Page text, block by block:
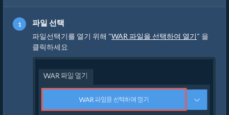
파일 선택
파일선택기를 열기 위해 "WAR 파일을 선택하여 열기" 을
클릭하세요